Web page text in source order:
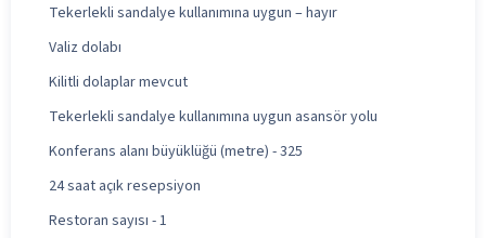
Tekerlekli sandalye kullanımına uygun – hayır
Valiz dolabı
Kilitli dolaplar mevcut
Tekerlekli sandalye kullanımına uygun asansör yolu
Konferans alanı büyüklüğü (metre) - 325
24 saat açık resepsiyon
Restoran sayısı - 1